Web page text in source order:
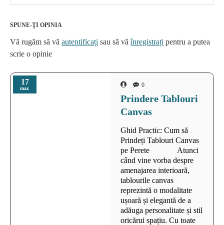
17
mar. 0
Prindere Tablouri
Canvas
Ghid Practic: Cum să
Prindeți Tablouri Canvas
pe Perete Atunci
când vine vorba despre
amenajarea interioară,
tablourile canvas
reprezintă o modalitate
ușoară și elegantă de a
adăuga personalitate și stil
oricărui spațiu. Cu toate
SPUNE-ŢI OPINIA
Vă rugăm să vă autentificați sau să văînregistrați pentru a putea
scrie o opinie